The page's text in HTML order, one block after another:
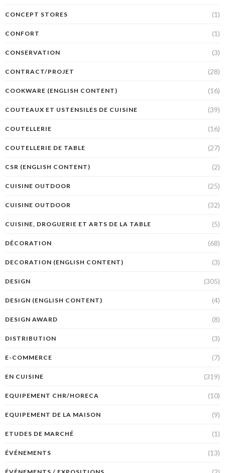
CONCEPT STORES (1)
CONFORT (1)
CONSERVATION (3)
CONTRACT/PROJET (28)
COOKWARE (ENGLISH CONTENT) (16)
COUTEAUX ET USTENSILES DE CUISINE (39)
COUTELLERIE (16)
COUTELLERIE DE TABLE (27)
CSR (ENGLISH CONTENT) (2)
CUISINE OUTDOOR (25)
CUISINE OUTDOOR (32)
CUISINE, DROGUERIE ET ARTS DE LA TABLE (5)
DÉCORATION (68)
DECORATION (ENGLISH CONTENT) (3)
DESIGN (305)
DESIGN (ENGLISH CONTENT) (4)
DESIGN AWARD (8)
DISTRIBUTION (3)
E-COMMERCE (7)
EN CUISINE (319)
EQUIPEMENT CHR/HORECA (10)
EQUIPEMENT DE LA MAISON (9)
ETUDES DE MARCHÉ (1)
ÉVÉNEMENTS (13)